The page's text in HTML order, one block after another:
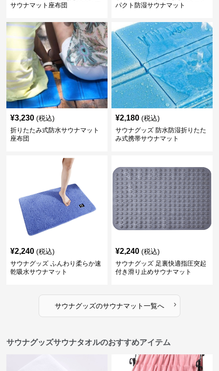
サウナマット座布団
パクト防湿サウナマット
¥3,230 (税込)
折りたたみ式防水サウナマット
座布団
¥2,180 (税込)
サウナグッズ 防水防湿折りたた
み式携帯サウナマット
¥2,240 (税込)
サウナグッズ ふんわり柔らか速
乾吸水サウナマット
¥2,240 (税込)
サウナグッズ 足裏快適指圧突起
付き滑り止めサウナマット
サウナグッズのサウナマット一覧へ ›
サウナグッズサウナタオルのおすすめアイテム